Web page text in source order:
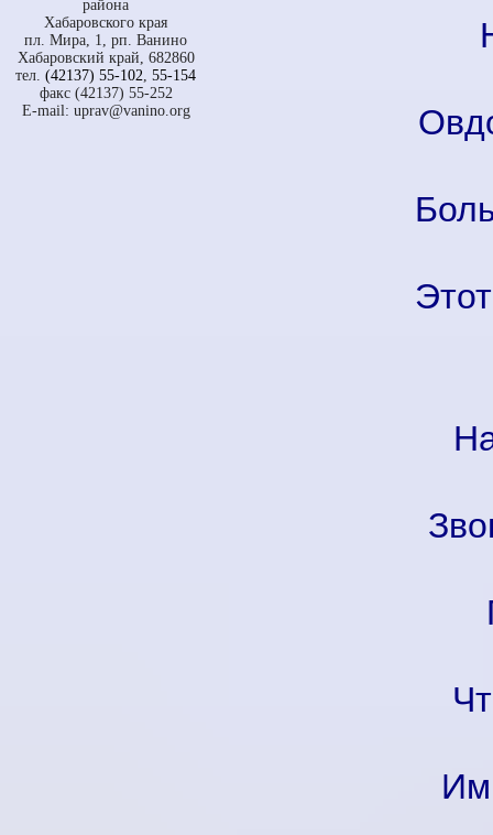
района
Хабаровского края
пл. Мира, 1, рп. Ванино
Хабаровский край, 682860
тел. (42137) 55-102 55-154
факс (42137) 55-252
E-mail: uprav@vanino.org
Им